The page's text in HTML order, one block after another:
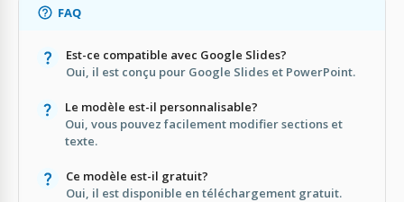
FAQ
Est-ce compatible avec Google Slides?
Oui, il est conçu pour Google Slides et PowerPoint.
Le modèle est-il personnalisable?
Oui, vous pouvez facilement modifier sections et
texte.
Ce modèle est-il gratuit?
Oui, il est disponible en téléchargement gratuit.